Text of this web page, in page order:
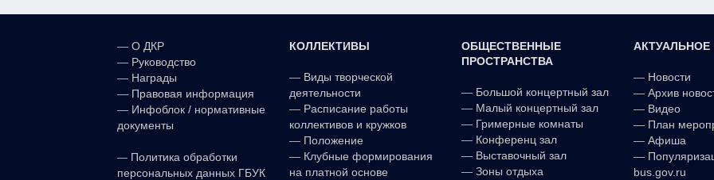
— О ДКР
— Руководство
— Награды
— Правовая информация
— Инфоблок / нормативные
документы
— Политика обработки
персональных данных ГБУК
КОЛЛЕКТИВЫ
— Виды творческой
деятельности
— Расписание работы
коллективов и кружков
— Положение
— Клубные формирования
на платной основе
ОБЩЕСТВЕННЫЕ
ПРОСТРАНСТВА
— Большой концертный зал
— Малый концертный зал
— Гримерные комнаты
— Конференц зал
— Выставочный зал
— Зоны отдыха
АКТУАЛЬНОЕ
— Новости
— Архив
— Видео
— План
— Афиша
—
bus.gov.ru